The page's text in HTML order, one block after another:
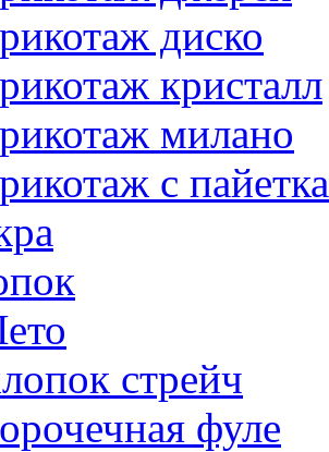
диско
кристалл
милано
с
стрейч
фуле